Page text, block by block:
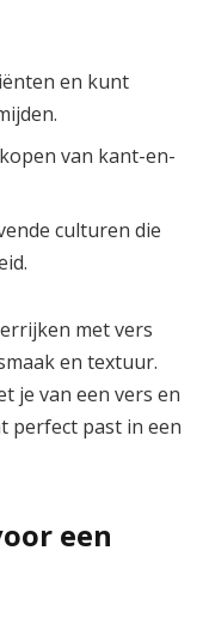
en kunt
van kant-en-
culturen die
met vers
en textuur.
je van een vers en
perfect past in een
een